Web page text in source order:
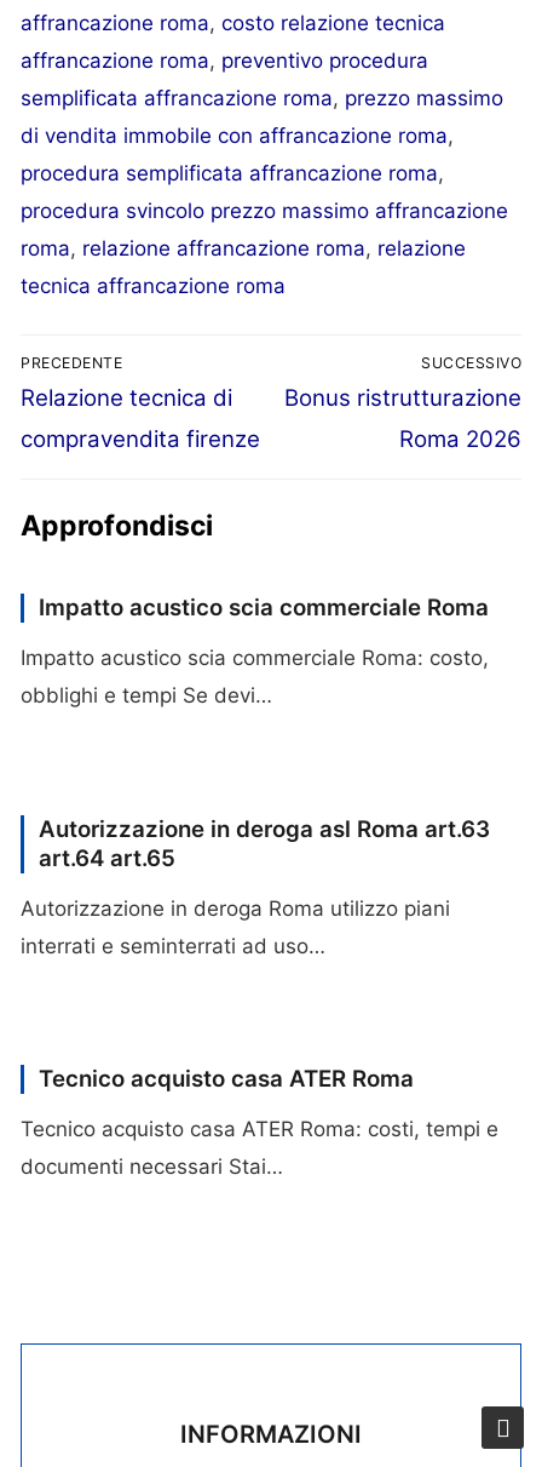
affrancazione roma, costo relazione tecnica
affrancazione roma, preventivo procedura
semplificata affrancazione roma, prezzo massimo
di vendita immobile con affrancazione roma,
procedura semplificata affrancazione roma,
procedura svincolo prezzo massimo affrancazione
roma, relazione affrancazione roma, relazione
tecnica affrancazione roma
Navigazione
articoli
PRECEDENTE
Articolo
precedente:
Relazione tecnica di
compravendita firenze
SUCCESSIVO
Articolo
Bonus ristrutturazione
Roma 2026
Approfondisci
Impatto acustico scia commerciale Roma
Impatto acustico scia commerciale Roma: costo,
obblighi e tempi Se devi…
Autorizzazione in deroga asl Roma art.63
art.64 art.65
Autorizzazione in deroga Roma utilizzo piani
interrati e seminterrati ad uso…
Tecnico acquisto casa ATER Roma
Tecnico acquisto casa ATER Roma: costi, tempi e
documenti necessari Stai…
INFORMAZIONI